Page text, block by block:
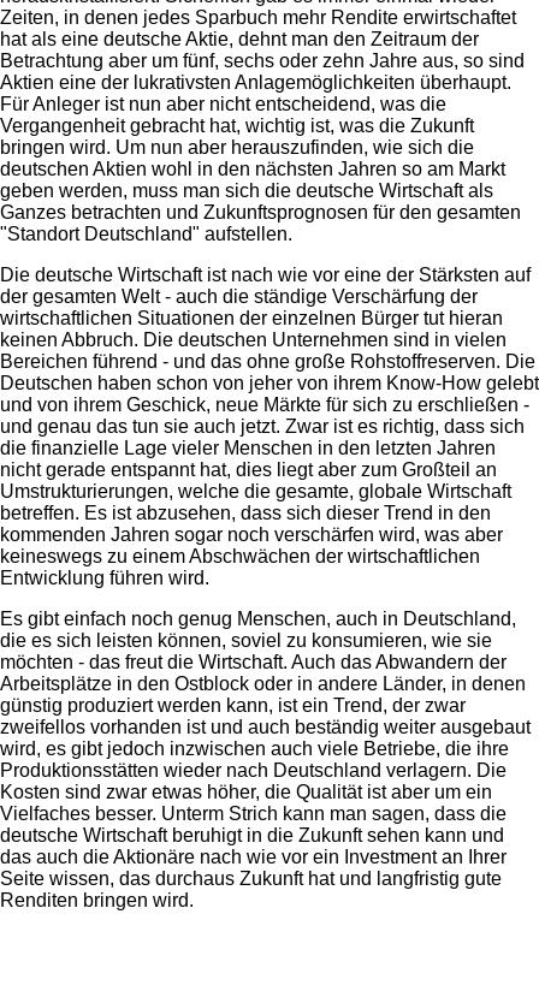
Zeiten, in denen jedes Sparbuch mehr Rendite erwirtschaftet
hat als eine deutsche Aktie, dehnt man den Zeitraum der
Betrachtung aber um fünf, sechs oder zehn Jahre aus, so sind
Aktien eine der lukrativsten Anlagemöglichkeiten überhaupt.
Für Anleger ist nun aber nicht entscheidend, was die
Vergangenheit gebracht hat, wichtig ist, was die Zukunft
bringen wird. Um nun aber herauszufinden, wie sich die
deutschen Aktien wohl in den nächsten Jahren so am Markt
geben werden, muss man sich die deutsche Wirtschaft als
Ganzes betrachten und Zukunftsprognosen für den gesamten
"Standort Deutschland" aufstellen.
Die deutsche Wirtschaft ist nach wie vor eine der Stärksten auf
der gesamten Welt - auch die ständige Verschärfung der
wirtschaftlichen Situationen der einzelnen Bürger tut hieran
keinen Abbruch. Die deutschen Unternehmen sind in vielen
Bereichen führend - und das ohne große Rohstoffreserven. Die
Deutschen haben schon von jeher von ihrem Know-How gelebt
und von ihrem Geschick, neue Märkte für sich zu erschließen -
und genau das tun sie auch jetzt. Zwar ist es richtig, dass sich
die finanzielle Lage vieler Menschen in den letzten Jahren
nicht gerade entspannt hat, dies liegt aber zum Großteil an
Umstrukturierungen, welche die gesamte, globale Wirtschaft
betreffen. Es ist abzusehen, dass sich dieser Trend in den
kommenden Jahren sogar noch verschärfen wird, was aber
keineswegs zu einem Abschwächen der wirtschaftlichen
Entwicklung führen wird.
Es gibt einfach noch genug Menschen, auch in Deutschland,
die es sich leisten können, soviel zu konsumieren, wie sie
möchten - das freut die Wirtschaft. Auch das Abwandern der
Arbeitsplätze in den Ostblock oder in andere Länder, in denen
günstig produziert werden kann, ist ein Trend, der zwar
zweifellos vorhanden ist und auch beständig weiter ausgebaut
wird, es gibt jedoch inzwischen auch viele Betriebe, die ihre
Produktionsstätten wieder nach Deutschland verlagern. Die
Kosten sind zwar etwas höher, die Qualität ist aber um ein
Vielfaches besser. Unterm Strich kann man sagen, dass die
deutsche Wirtschaft beruhigt in die Zukunft sehen kann und
das auch die Aktionäre nach wie vor ein Investment an Ihrer
Seite wissen, das durchaus Zukunft hat und langfristig gute
Renditen bringen wird.